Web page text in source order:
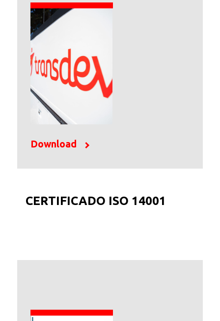
Download
CERTIFICADO ISO 14001